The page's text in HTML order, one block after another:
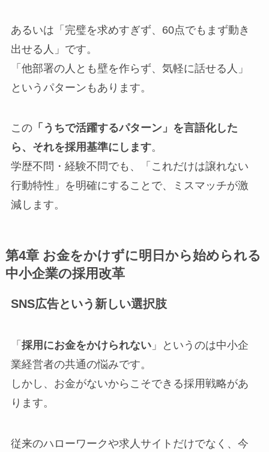
あるいは「完璧を求めすぎず、60点でもまず動き
出せる人」です。
「他部署の人とも壁を作らず、気軽に話せる人」
というパターンもあります。
この「うちで活躍するパターン」を言語化した
ら、それを採用基準にします。
学歴不問・経験不問でも、「これだけは譲れない
行動特性」を明確にすることで、ミスマッチが激
減します。
第4章 お金をかけずに明日から始められる
中小企業の採用改革
SNS広告という新しい選択肢
「 採用にお金をかけられない」というのは中小企
業経営者の共通の悩みです。
しかし、お金がないからこそできる採用戦略があ
ります。
従来のハローワークや求人サイトだけでなく、今